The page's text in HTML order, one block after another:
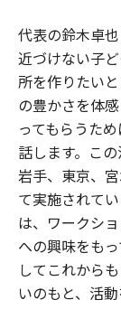
代表の鈴木卓
近づけない子
所を作りたい
の豊かさを体
ってもらうた
話します。こ
岩手、東京、
て実施されて
は、ワークシ
への興味をも
してこれから
いのもと、活動